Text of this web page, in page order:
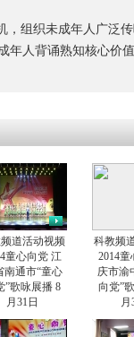
，组织未成年人广泛
年人背诵熟知核心价
道活动视频
童心向党 江
南通市“童心
”歌咏展播 8
月31日
科教频
2014童
庆市渝
向党”
月